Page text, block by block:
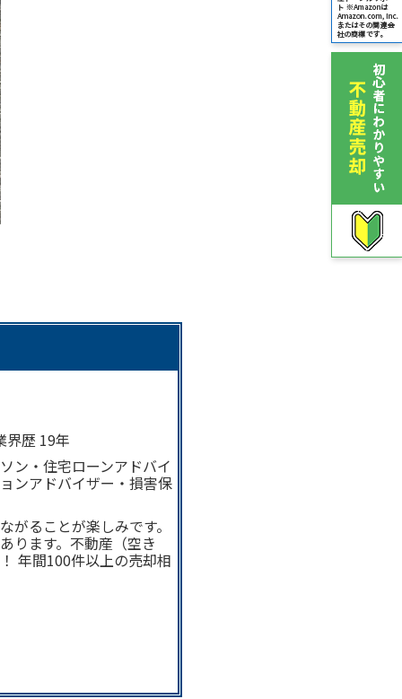
界歴 19年
ン・住宅ローンアドバイ
ンアドバイザー・損害保
ることが楽しみです。
ります。不動産（空き
年間100件以上の売却相